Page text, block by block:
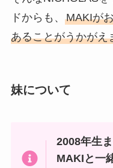
ドからも、 MAKIが
あることがうかがえ
妹について
2008年生
MAKIと一